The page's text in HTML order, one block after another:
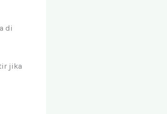
di
jika